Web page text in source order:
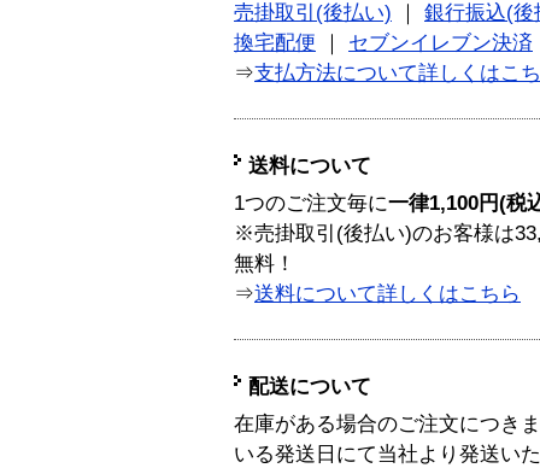
売掛取引(後払い)
銀行振込(後
換宅配便
セブンイレブン決済
⇒支払方法について詳しくはこ
送料について
1つのご注文毎に一律1,100円(税
※売掛取引(後払い)のお客様は
無料！
⇒送料について詳しくはこちら
配送について
在庫がある場合のご注文につき
いる発送日にて当社より発送い